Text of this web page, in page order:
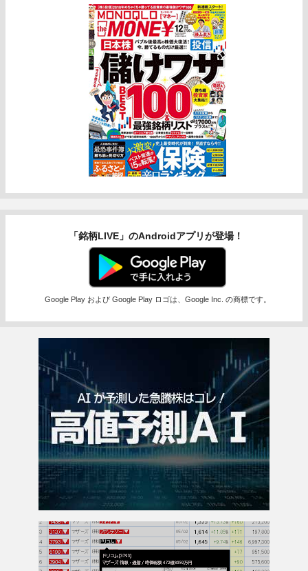
「銘柄LIVE」のAndroidアプリが登場！
Google Play および Google Play ロゴは、Google Inc. の商標です。